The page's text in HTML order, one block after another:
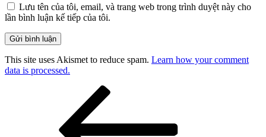
Lưu tên của tôi, email, và trang web trong trình duyệt này cho
lần bình luận kế tiếp của tôi.
This site uses Akismet to reduce spam. Learn how your comment
data is processed.